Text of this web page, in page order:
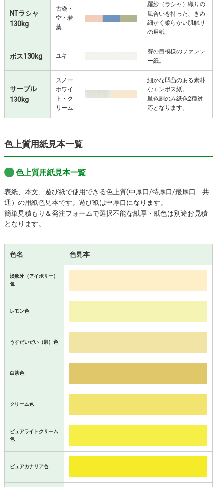
NTラシャ
130kg
古染・
空・若
葉
羅紗（ラシャ）織りの
風合いを持った、きめ
細かく柔らかい肌触り
の用紙。
ボス130kg ユキ
賽の目模様のファンシ
ー紙。
サーブル
130kg
スノー
ホワイ
ト・ク
リーム
細かな凹凸のある素朴
なエンボス紙。
単色刷のみ紙色2種対
応となります。
色上質用紙見本一覧
色上質用紙見本一覧
表紙、本文、遊び紙で使用できる色上質(中厚口/特厚口/最厚口 共
通）の用紙色見本です。遊び紙は中厚口になります。
簡単見積もり＆発注フォームで選択不能な紙厚・紙色は別途お見積
となります。
色名 色見本
淡象牙（アイボリー）
色
レモン色
うすだいだい（肌）色
白茶色
クリーム色
ピュアライトクリーム
色
ピュアカナリア色